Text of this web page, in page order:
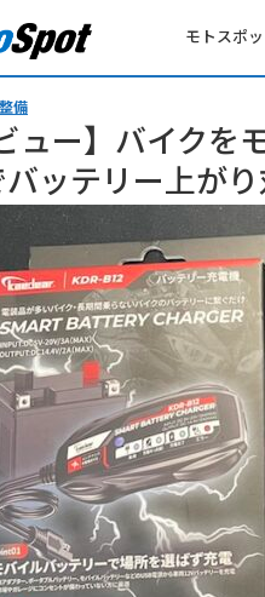
モトスポ
備
ュー】バイク
ッテリー上が